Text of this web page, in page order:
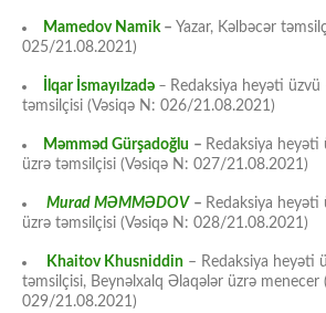
Mamedov Namik– Yazar, Kəlbəcər
025/21.08.2021)
İlqar İsmayılzadə – Redaksiya heyəti
təmsilçisi (Vəsiqə N: 026/21.08.2021)
Məmməd Gürşadoğlu – Redaksiya heyəti
üzrə təmsilçisi (Vəsiqə N: 027/21.08.2021)
Murad MƏMMƏDOV – Redaksiya heyəti
üzrə təmsilçisi (Vəsiqə N: 028/21.08.2021)
Khaitov Khusniddin – Redaksiya heyəti
təmsilçisi, Beynəlxalq Əlaqələr üzrə menecer
029/21.08.2021)